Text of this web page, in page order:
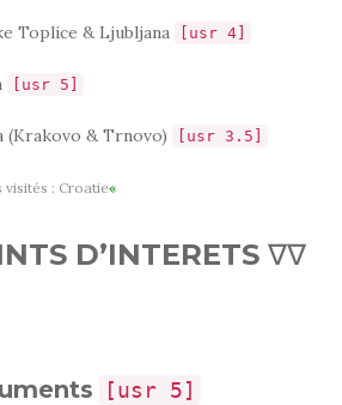
Toplice & Ljubljana [usr 4]
[usr 5]
(Krakovo & Trnovo) [usr 3.5]
visités : Croatie«
D’INTERETS ∇∇
[usr 5]